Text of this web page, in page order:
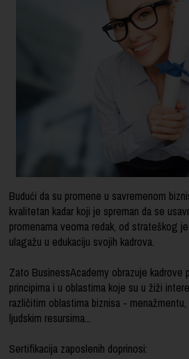
Budući da su promene u savremenom
kvalitetan kadar koji je spreman da se
promenama veoma redak, od strateškog
ulagažu u edukaciju svojih kadrova.
Zato BusinessAcademy obrazuje kadrove
principima i u oblastima koje su u žiži
različitim oblastima biznisa -
ljudskim resursima...
Sertifikacija zaposlenih doprinosi: